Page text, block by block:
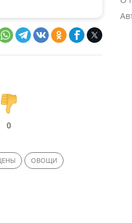
0
ОВОЩИ